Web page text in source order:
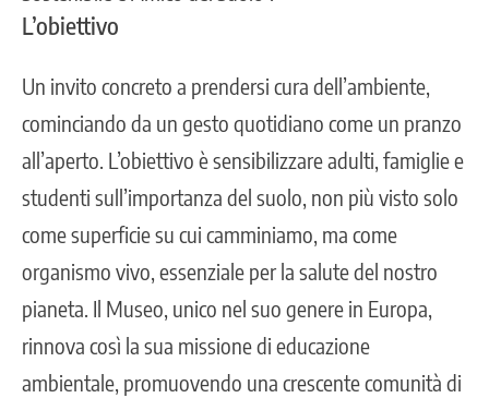
L’obiettivo
Un invito concreto a prendersi cura dell’ambiente,
cominciando da un gesto quotidiano come un pranzo
all’aperto. L’obiettivo è sensibilizzare adulti, famiglie e
studenti sull’importanza del suolo, non più visto solo
come superficie su cui camminiamo, ma come
organismo vivo, essenziale per la salute del nostro
pianeta. Il Museo, unico nel suo genere in Europa,
rinnova così la sua missione di educazione
ambientale, promuovendo una crescente comunità di